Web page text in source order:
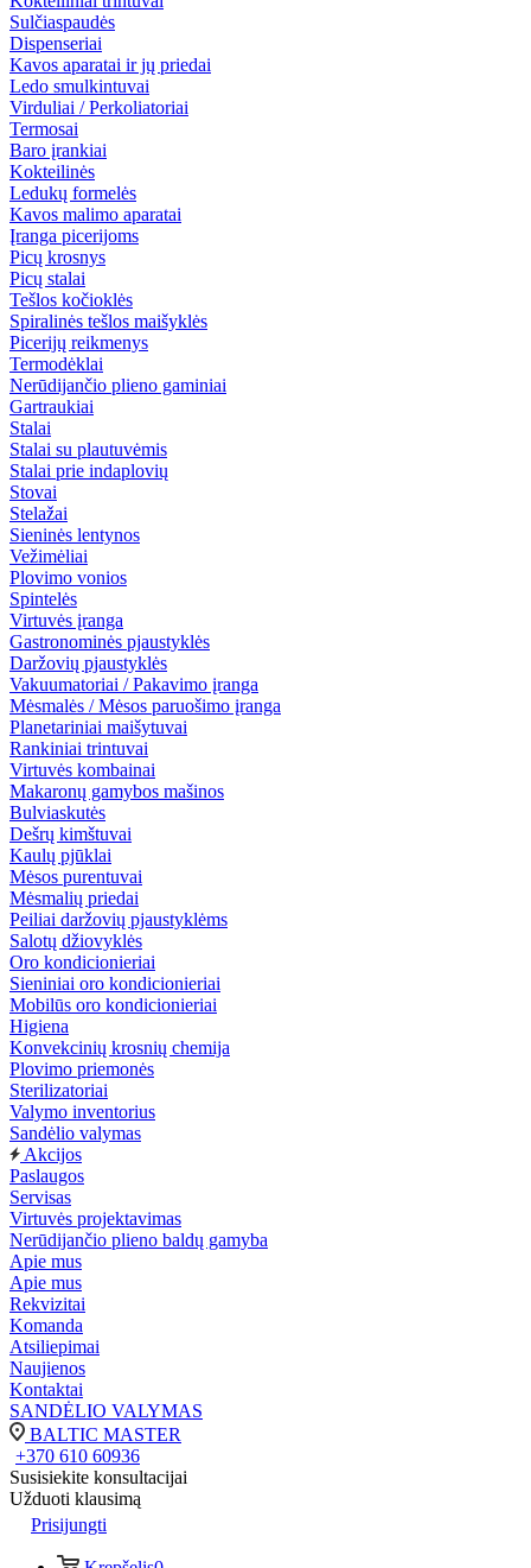
Sulčiaspaudės
Dispenseriai
Kavos aparatai ir jų priedai
Ledo smulkintuvai
Virduliai / Perkoliatoriai
Termosai
Baro įrankiai
Kokteilinės
Ledukų formelės
Kavos malimo aparatai
Įranga picerijoms
Picų krosnys
Picų stalai
Tešlos kočioklės
Spiralinės tešlos maišyklės
Picerijų reikmenys
Termodėklai
Nerūdijančio plieno gaminiai
Gartraukiai
Stalai
Stalai su plautuvėmis
Stalai prie indaplovių
Stovai
Stelažai
Sieninės lentynos
Vežimėliai
Plovimo vonios
Spintelės
Virtuvės įranga
Gastronominės pjaustyklės
Daržovių pjaustyklės
Vakuumatoriai / Pakavimo įranga
Mėsmalės / Mėsos paruošimo įranga
Planetariniai maišytuvai
Rankiniai trintuvai
Virtuvės kombainai
Makaronų gamybos mašinos
Bulviaskutės
Dešrų kimštuvai
Kaulų pjūklai
Mėsos purentuvai
Mėsmalių priedai
Peiliai daržovių pjaustyklėms
Salotų džiovyklės
Oro kondicionieriai
Sieniniai oro kondicionieriai
Mobilūs oro kondicionieriai
Higiena
Konvekcinių krosnių chemija
Plovimo priemonės
Sterilizatoriai
Valymo inventorius
Sandėlio valymas
Akcijos
Paslaugos
Servisas
Virtuvės projektavimas
Nerūdijančio plieno baldų gamyba
Apie mus
Apie mus
Rekvizitai
Komanda
Atsiliepimai
Naujienos
Kontaktai
SANDĖLIO VALYMAS
BALTIC MASTER
+370 610 60936
Susisiekite konsultacijai
Užduoti klausimą
Prisijungti